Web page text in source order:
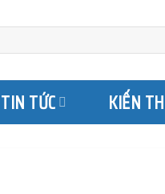
TIN TỨC KIẾN